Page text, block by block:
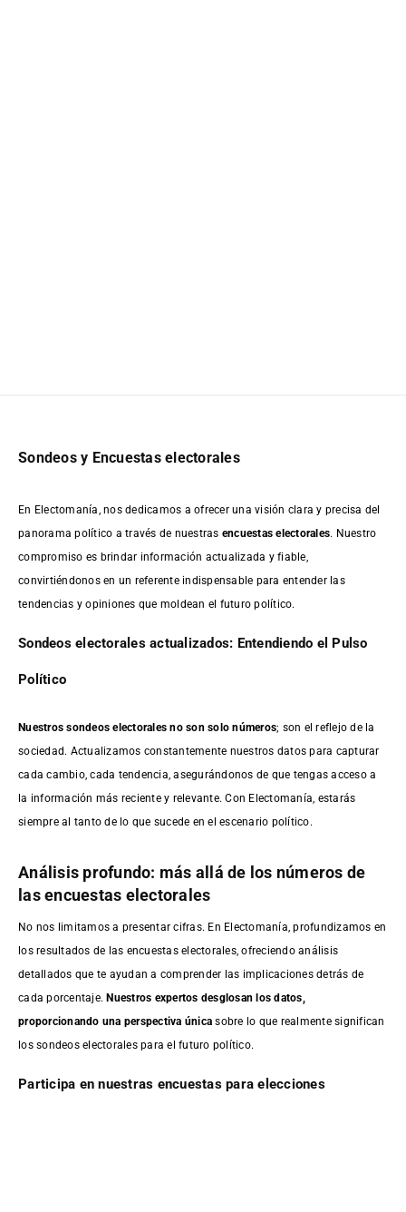
Sondeos y Encuestas electorales
En Electomanía, nos dedicamos a ofrecer una visión clara y precisa del
panorama político a través de nuestras encuestas electorales. Nuestro
compromiso es brindar información actualizada y fiable,
convirtiéndonos en un referente indispensable para entender las
tendencias y opiniones que moldean el futuro político.
Sondeos electorales actualizados: Entendiendo el Pulso
Político
Nuestros sondeos electorales no son solo números; son el reflejo de la
sociedad. Actualizamos constantemente nuestros datos para capturar
cada cambio, cada tendencia, asegurándonos de que tengas acceso a
la información más reciente y relevante. Con Electomanía, estarás
siempre al tanto de lo que sucede en el escenario político.
Análisis profundo: más allá de los números de
las encuestas electorales
No nos limitamos a presentar cifras. En Electomanía, profundizamos en
los resultados de las encuestas electorales, ofreciendo análisis
detallados que te ayudan a comprender las implicaciones detrás de
cada porcentaje.Nuestros expertos desglosan los datos,
proporcionando una perspectiva única sobre lo que realmente significan
los sondeos electorales para el futuro político.
Participa en nuestras encuestas para elecciones